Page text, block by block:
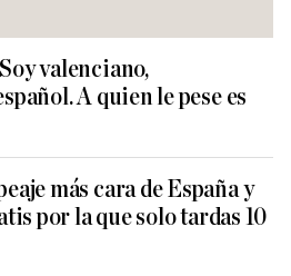
valenciano,
A quien le pese es
más cara de España y
por la que solo tardas 10